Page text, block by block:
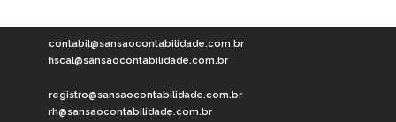
contabil@sansaocontabilidade.com.br
fiscal@sansaocontabilidade.com.br
registro@sansaocontabilidade.com.br
rh@sansaocontabilidade.com.br